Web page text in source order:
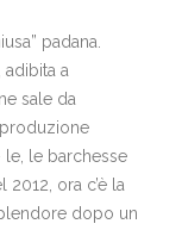
padana.
a
sale da
le, le barchesse
ora c’è la
dopo un